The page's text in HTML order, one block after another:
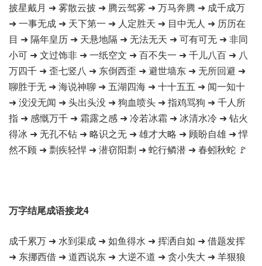
披星戴月 ➜ 雾散云披 ➜ 腾云驾雾 ➜ 万马奔腾 ➜ 成千成万
➜ 一事无成 ➜ 天下第一 ➜ 人定胜天 ➜ 目中无人 ➜ 历历在
目 ➜ 隔年皇历 ➜ 天悬地隔 ➜ 无法无天 ➜ 可有可无 ➜ 非同
小可 ➜ 文过饰非 ➜ 一纸空文 ➜ 百不失一 ➜ 千儿八百 ➜ 八
万四千 ➜ 歪七竖八 ➜ 东倒西歪 ➜ 避世墙东 ➜ 无所回避 ➜
聊胜于无 ➜ 海说神聊 ➜ 五湖四海 ➜ 十十五五 ➜ 闻一知十
➜ 没没无闻 ➜ 头出头没 ➜ 狗血喷头 ➜ 指鸡骂狗 ➜ 千人所
指 ➜ 感慨万千 ➜ 霜露之感 ➜ 冷若冰霜 ➜ 冰清水冷 ➜ 钻火
得冰 ➜ 无孔不钻 ➜ 略识之无 ➜ 雄才大略 ➜ 顾盼自雄 ➜ 悍
然不顾 ➜ 剽疾轻悍 ➜ 潜窃阳剽 ➜ 蛇行鳞潜 ➜ 春蚓秋蛇 🚩
万字结尾成语接龙4
成千累万 ➜ 水到渠成 ➜ 如鱼得水 ➜ 挥洒自如 ➜ 借题发挥
➜ 东挪西借 ➜ 道西说东 ➜ 大逆不道 ➜ 贪小失大 ➜ 羊狠狼